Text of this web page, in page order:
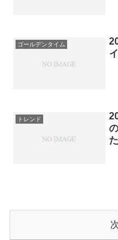
ゴールデンタイム
トレンド